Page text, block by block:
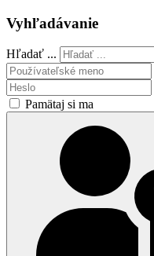
Vyhľadávanie
Hľadať ...
Pamätaj si ma